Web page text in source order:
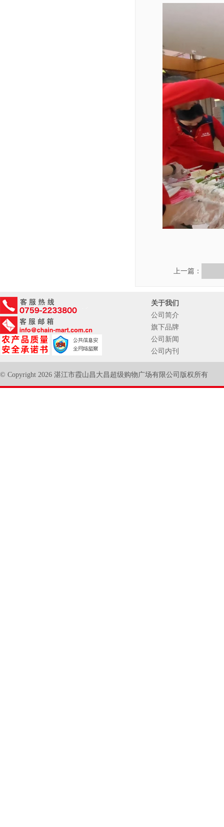
上一篇：
关于我们
公司简介
旗下品牌
公司新闻
公司内刊
© Copyright 2026 湛江市霞山昌大昌超级购物广场有限公司版权所有